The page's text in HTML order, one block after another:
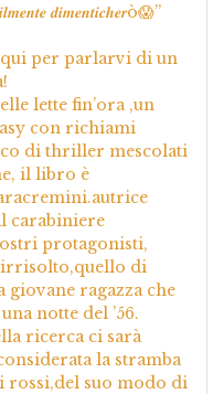
𝒅𝒊𝒎𝒆𝒏𝒕𝒊𝒄𝒉𝒆𝒓ò😱”
per parlarvi di un
lette fin’ora ,un
con richiami
di thriller mescolati
il libro è
carabiniere
protagonisti,
irrisolto,quello di
ragazza che
notte del ’56.
ricerca ci sarà
la stramba
rossi,del suo modo di